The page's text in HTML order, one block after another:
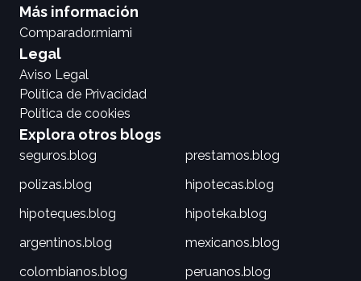
Más información
Comparador.miami
Legal
Aviso Legal
Política de Privacidad
Política de cookies
Explora otros blogs
seguros.blog
prestamos.blog
polizas.blog
hipotecas.blog
hipoteques.blog
hipoteka.blog
argentinos.blog
mexicanos.blog
colombianos.blog
peruanos.blog